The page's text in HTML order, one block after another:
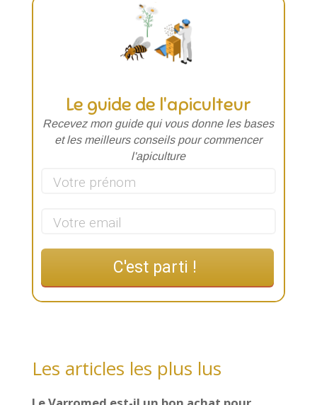
Le guide de l'apiculteur
Recevez mon guide qui vous donne les bases
et les meilleurs conseils pour commencer
l'apiculture
C'est parti !
Les articles les plus lus